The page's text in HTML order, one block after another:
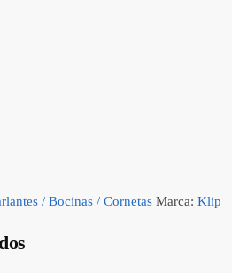
/ Bocinas / Cornetas Marca: Klip